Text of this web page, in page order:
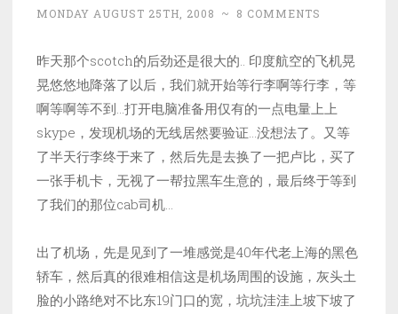
MONDAY AUGUST 25TH, 2008 ~ 8 COMMENTS
昨天那个scotch的后劲还是很大的.. 印度航空的飞机晃
晃悠悠地降落了以后，我们就开始等行李啊等行李，等
啊等啊等不到…打开电脑准备用仅有的一点电量上上
skype，发现机场的无线居然要验证…没想法了。又等
了半天行李终于来了，然后先是去换了一把卢比，买了
一张手机卡，无视了一帮拉黑车生意的，最后终于等到
了我们的那位cab司机…
出了机场，先是见到了一堆感觉是40年代老上海的黑色
轿车，然后真的很难相信这是机场周围的设施，灰头土
脸的小路绝对不比东19门口的宽，坑坑洼洼上坡下坡了